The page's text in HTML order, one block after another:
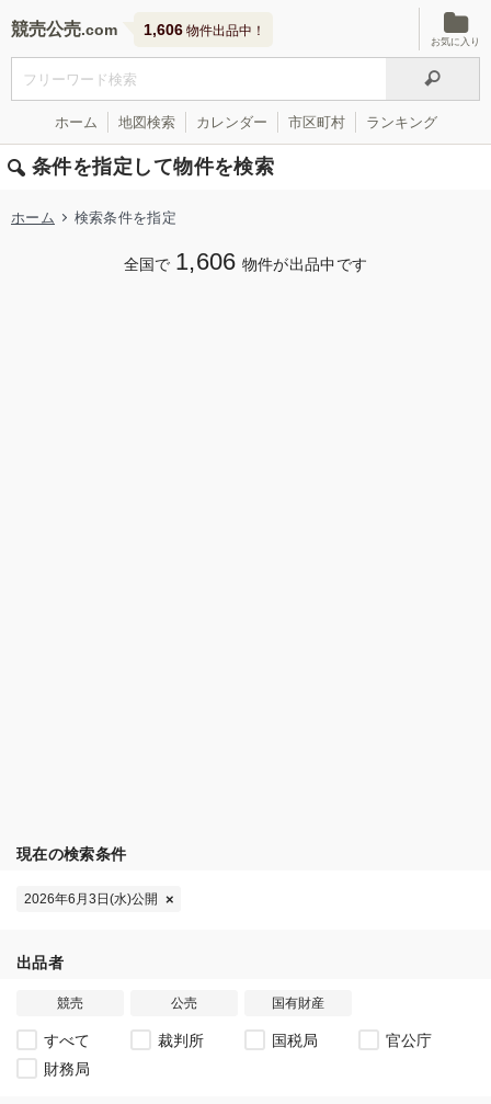
競売公売 1,606 物件出品中！
お気に入り
ホーム 地図検索 カレンダー 市区町村 ランキング
条件を指定して物件を検索
ホーム 検索条件を指定
全国で 1,606 物件が出品中です
現在の検索条件
2026年6月3日(水)公開
出品者
競売 公売 国有財産
すべて 裁判所 国税局
官公庁
財務局